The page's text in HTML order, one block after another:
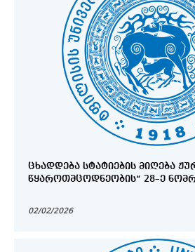
ᲪᲮᲐᲓᲓᲔᲑᲐ ᲡᲢᲐᲢᲘᲔᲑᲘᲡ ᲛᲘᲦᲔᲑᲐ
ᲬᲧᲐᲠᲝᲗᲛᲪᲝᲓᲜᲔᲝᲑᲘᲡ“ 28–Ე
02/02/2026